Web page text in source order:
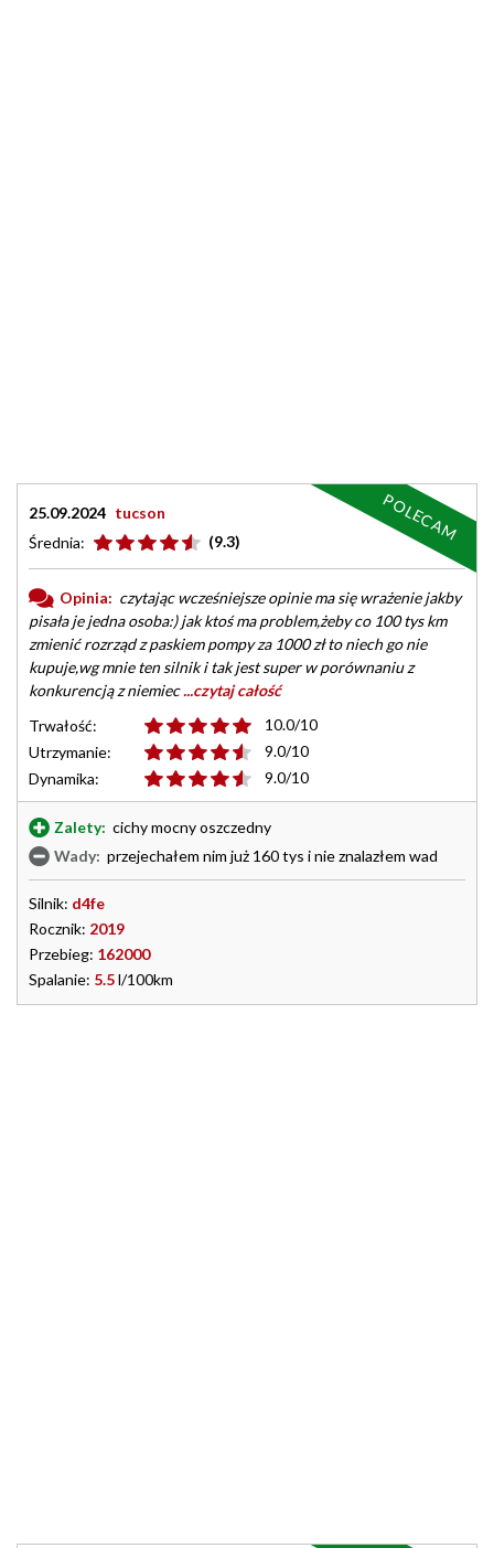
25.09.2024 tucson
Średnia:
(9.3)
Opinia: czytając wcześniejsze opinie ma się wrażenie jakby
pisała je jedna osoba:) jak ktoś ma problem,żeby co 100 tys km
zmienić rozrząd z paskiem pompy za 1000 zł to niech go nie
kupuje,wg mnie ten silnik i tak jest super w porównaniu z
konkurencją z niemiec...czytaj całość
Trwałość:
10.0/10
Utrzymanie:
9.0/10
Dynamika:
9.0/10
Zalety: cichy mocny oszczedny
Wady: przejechałem nim już 160 tys i nie znalazłem wad
Silnik: d4fe
Rocznik: 2019
Przebieg: 162000
Spalanie: 5.5l/100km
POLECAM